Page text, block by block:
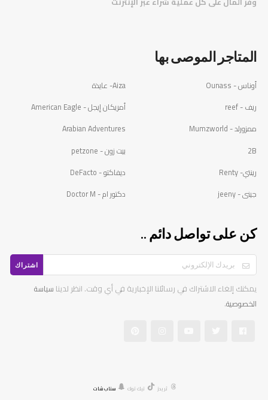
المتاجر الموصى بها
أوناس - Ounass
Aiza- عايذة
ريف - reef
أمريكان إيجل - American Eagle
ممزورلد - Mumzworld
Arabian Adventures
2B
بيت زون - petzone
رينتي- Renty
ديفاكتو - DeFacto
جينى - jeeny
دكتور ام - Doctor M
كن على تواصل دائم ..
اشتراك
يمكنك إلغاء الاشتراك في رسائلنا الإخبارية في أي وقت. انظر لدينا سياسة
الخصوصية.
ثريدز تيك توك سناب شات